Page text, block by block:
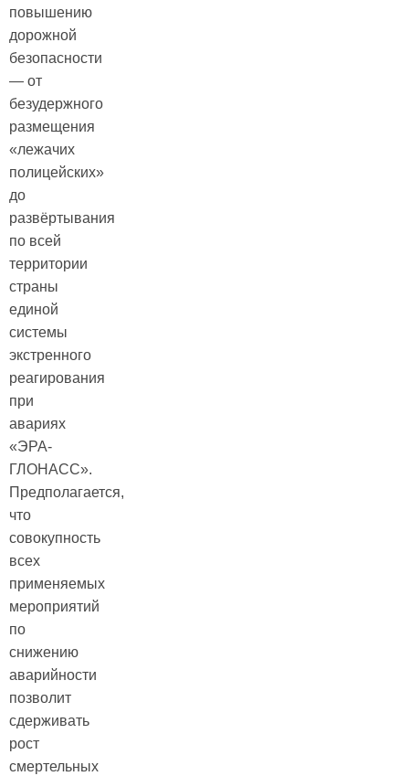
повышению
дорожной
безопасности
— от
безудержного
размещения
«лежачих
полицейских»
до
развёртывания
по всей
территории
страны
единой
системы
экстренного
реагирования
при
авариях
«ЭРА-
ГЛОНАСС».
Предполагается,
что
совокупность
всех
применяемых
мероприятий
по
снижению
аварийности
позволит
сдерживать
рост
смертельных